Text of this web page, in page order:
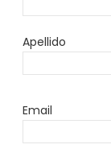
Apellido
Email